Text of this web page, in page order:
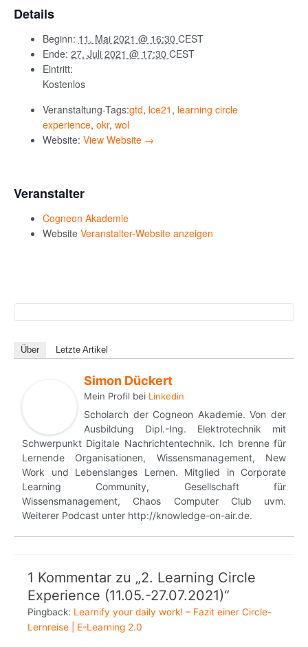
Details
Beginn: 11. Mai 2021 @ 16:30 CEST
Ende: 27. Juli 2021 @ 17:30 CEST
Eintritt:
Kostenlos
Veranstaltung-Tags:gtd, lce21 , learning circle
experience, okr, wol
Website: View Website →
Veranstalter
Cogneon Akademie
Website Veranstalter-Website anzeigen
Über Letzte Artikel
Simon Dückert
Mein Profil bei Linkedin
Scholarch der Cogneon Akademie. Von der
Ausbildung Dipl.-Ing. Elektrotechnik mit
Schwerpunkt Digitale Nachrichtentechnik. Ich brenne für
Lernende Organisationen, Wissensmanagement, New
Work und Lebenslanges Lernen. Mitglied in Corporate
Learning Community, Gesellschaft für
Wissensmanagement, Chaos Computer Club uvm.
Weiterer Podcast unter http://knowledge-on-air.de.
1 Kommentar zu „2. Learning Circle
Experience (11.05.-27.07.2021)“
Pingback: Learnify your daily work! – Fazit einer Circle-
Lernreise | E-Learning 2.0